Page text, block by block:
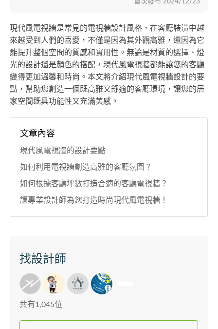
現代風電視牆是常見的電視牆設計風格，在客廳裝潢中越
來越受到人們的喜愛，不僅是因為其外觀高雅，還因為它
能提升整個空間的質感和實用性。無論是材質的選擇、燈
光的設計還是顏色的搭配，現代風電視牆都能讓您的客廳
變得更加溫馨和時尚。本文將介紹現代風電視牆設計的要
點，幫助您創造一個既高雅又舒適的客廳環境，讓您的居
家空間既具功能性又充滿美感。
首次發布 2024/12/23
文章內容
現代風電視牆的設計要點
如何利用電視牆創造高雅的客廳氛圍？
如何根據客廳坪數打造合適的客廳電視牆？
讓專業設計師為您打造時尚現代風電視牆！
找設計師
共有1,045位